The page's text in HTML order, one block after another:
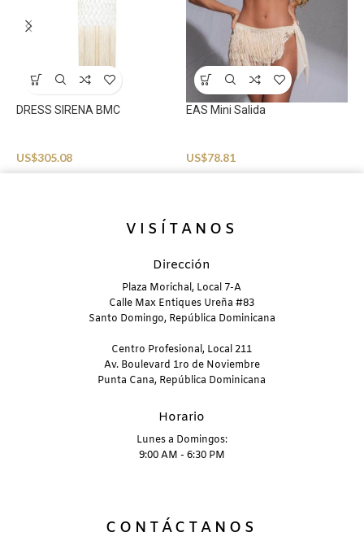
DRESS SIRENA BMC
US$305.08
EAS Mini Salida
US$78.81
VISÍTANOS
Dirección
Plaza Morichal, Local 7-A
Calle Max Entiques Ureña #83
Santo Domingo, República Dominicana
Centro Profesional, Local 211
Av. Boulevard 1ro de Noviembre
Punta Cana, República Dominicana
Horario
Lunes a Domingos:
9:00 AM - 6:30 PM
CONTÁCTANOS